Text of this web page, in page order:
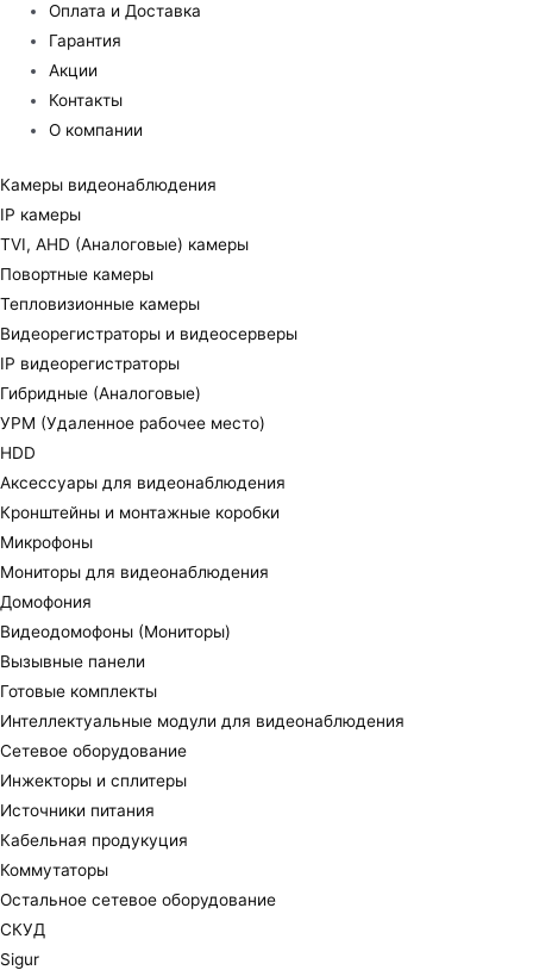
Оплата и Доставка
Гарантия
Акции
Контакты
О компании
Камеры видеонаблюдения
IP камеры
TVI, AHD (Аналоговые) камеры
Повортные камеры
Тепловизионные камеры
Видеорегистраторы и видеосерверы
IP видеорегистраторы
Гибридные (Аналоговые)
УРМ (Удаленное рабочее место)
HDD
Аксессуары для видеонаблюдения
Кронштейны и монтажные коробки
Микрофоны
Мониторы для видеонаблюдения
Домофония
Видеодомофоны (Мониторы)
Вызывные панели
Готовые комплекты
Интеллектуальные модули для видеонаблюдения
Сетевое оборудование
Инжекторы и сплитеры
Источники питания
Кабельная продукуция
Коммутаторы
Остальное сетевое оборудование
СКУД
Sigur